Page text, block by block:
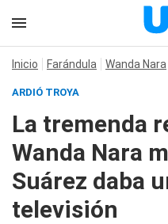
Inicio Farándula Wanda Nara
ARDIÓ TROYA
La tremenda
Wanda Nara
Suárez daba
televisión